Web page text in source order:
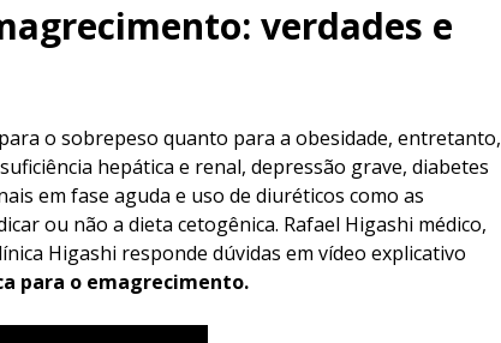
verdades e
o sobrepeso quanto para a obesidade, entretanto,
hepática e renal, depressão grave, diabetes
em fase aguda e uso de diuréticos como as
ou não a dieta cetogênica. Rafael Higashi médico,
Higashi responde dúvidas em vídeo explicativo
para o emagrecimento.